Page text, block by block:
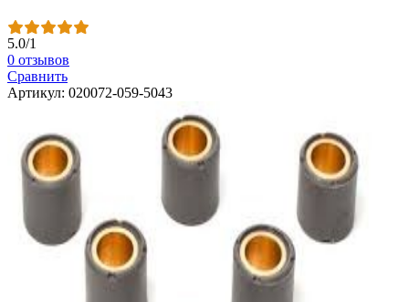
5.0/1
0 отзывов
Сравнить
Артикул: 020072-059-5043